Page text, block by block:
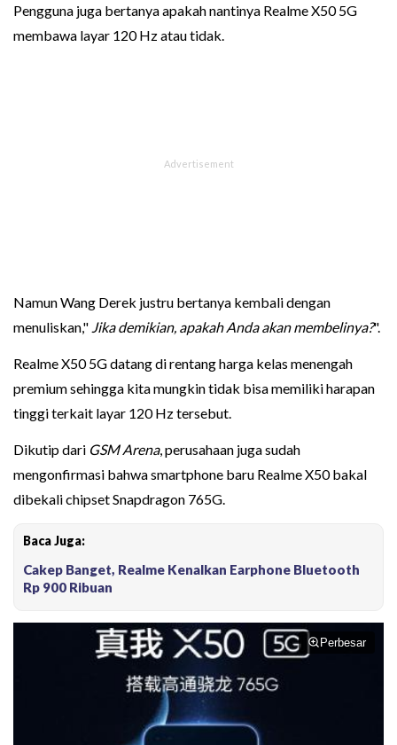
Pengguna juga bertanya apakah nantinya Realme X50 5G
membawa layar 120 Hz atau tidak.
Namun Wang Derek justru bertanya kembali dengan
menuliskan," Jika demikian, apakah Anda akan membelinya?".
Realme X50 5G datang di rentang harga kelas menengah
premium sehingga kita mungkin tidak bisa memiliki harapan
tinggi terkait layar 120 Hz tersebut.
Dikutip dari GSM Arena, perusahaan juga sudah
mengonfirmasi bahwa smartphone baru Realme X50 bakal
dibekali chipset Snapdragon 765G.
Baca Juga:
Cakep Banget, Realme Kenalkan Earphone Bluetooth
Rp 900 Ribuan
Perbesar